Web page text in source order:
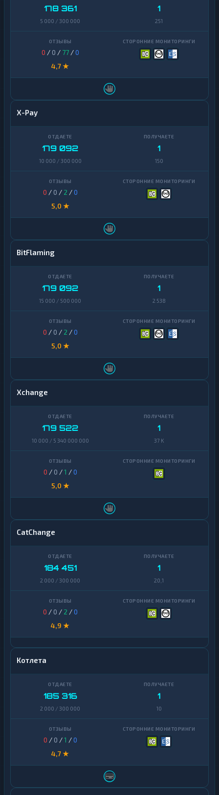
178 361
5 000 / 300 000
1
251
0 / 0 / 77/0
4,7 ★
X-Pay
179 092
10 000 / 300 000
1
150
0 / 0 / 2 /0
5,0 ★
BitFlaming
179 092
15 000 / 500 000
1
2 538
0 / 0 / 2 /0
5,0 ★
Xchange
179 522
10 000 / 5 340 000 000
1
37 K
0 / 0 /1 /0
5,0 ★
CatChange
184 451
2 000 / 300 000
1
20,1
0 / 0 / 2 /0
4,9 ★
Котлета
185 316
2 000 / 300 000
1
10
0 / 0 /1 /0
4,7 ★